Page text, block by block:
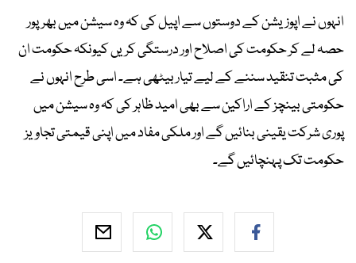
انہوں نے اپوزیشن کے دوستوں سے اپیل کی کہ وہ سیشن میں بھرپور
حصہ لے کر حکومت کی اصلاح اور درستگی کریں کیونکہ حکومت ان
کی مثبت تنقید سننے کے لیے تیار بیٹھی ہے۔ اسی طرح انہوں نے
حکومتی بینچز کے اراکین سے بھی امید ظاہر کی کہ وہ سیشن میں
پوری شرکت یقینی بنائیں گے اور ملکی مفاد میں اپنی قیمتی تجاویز
حکومت تک پہنچائیں گے۔